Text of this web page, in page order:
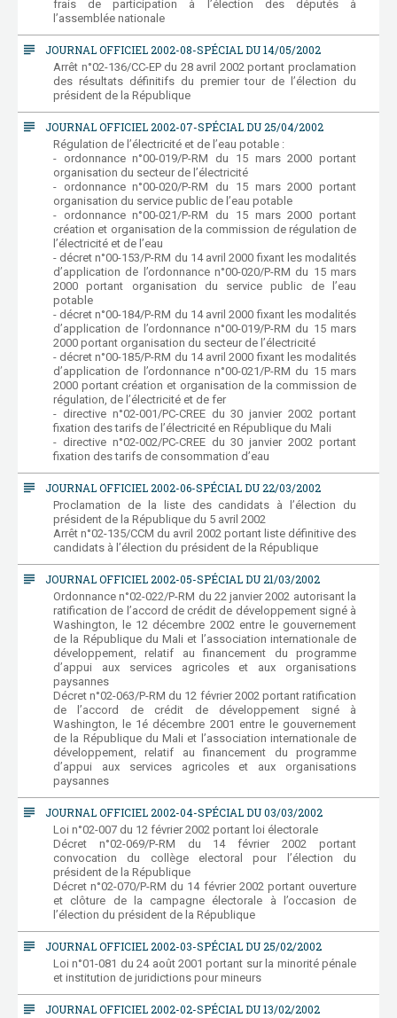
frais de participation à l’élection des députés à
l’assemblée nationale
subject JOURNAL OFFICIEL 2002-08-SPÉCIAL DU 14/05/2002
Arrêt n°02-136/CC-EP du 28 avril 2002 portant proclamation
des résultats définitifs du premier tour de l’élection du
président de la République
subject JOURNAL OFFICIEL 2002-07-SPÉCIAL DU 25/04/2002
Régulation de l’électricité et de l’eau potable :
- ordonnance n°00-019/P-RM du 15 mars 2000 portant
organisation du secteur de l’électricité
- ordonnance n°00-020/P-RM du 15 mars 2000 portant
organisation du service public de l’eau potable
- ordonnance n°00-021/P-RM du 15 mars 2000 portant
création et organisation de la commission de régulation de
l’électricité et de l’eau
- décret n°00-153/P-RM du 14 avril 2000 fixant les modalités
d’application de l’ordonnance n°00-020/P-RM du 15 mars
2000 portant organisation du service public de l’eau
potable
- décret n°00-184/P-RM du 14 avril 2000 fixant les modalités
d’application de l’ordonnance n°00-019/P-RM du 15 mars
2000 portant organisation du secteur de l’électricité
- décret n°00-185/P-RM du 14 avril 2000 fixant les modalités
d’application de l’ordonnance n°00-021/P-RM du 15 mars
2000 portant création et organisation de la commission de
régulation, de l’électricité et de fer
- directive n°02-001/PC-CREE du 30 janvier 2002 portant
fixation des tarifs de l’électricité en République du Mali
- directive n°02-002/PC-CREE du 30 janvier 2002 portant
fixation des tarifs de consommation d’eau
subject JOURNAL OFFICIEL 2002-06-SPÉCIAL DU 22/03/2002
Proclamation de la liste des candidats à l’élection du
président de la République du 5 avril 2002
Arrêt n°02-135/CCM du avril 2002 portant liste définitive des
candidats à l’élection du président de la République
subject JOURNAL OFFICIEL 2002-05-SPÉCIAL DU 21/03/2002
Ordonnance n°02-022/P-RM du 22 janvier 2002 autorisant la
ratification de l’accord de crédit de développement signé à
Washington, le 12 décembre 2002 entre le gouvernement
de la République du Mali et l’association internationale de
développement, relatif au financement du programme
d’appui aux services agricoles et aux organisations
paysannes
Décret n°02-063/P-RM du 12 février 2002 portant ratification
de l’accord de crédit de développement signé à
Washington, le 1é décembre 2001 entre le gouvernement
de la République du Mali et l’association internationale de
développement, relatif au financement du programme
d’appui aux services agricoles et aux organisations
paysannes
subject JOURNAL OFFICIEL 2002-04-SPÉCIAL DU 03/03/2002
Loi n°02-007 du 12 février 2002 portant loi électorale
Décret n°02-069/P-RM du 14 février 2002 portant
convocation du collège electoral pour l’élection du
président de la République
Décret n°02-070/P-RM du 14 février 2002 portant ouverture
et clôture de la campagne électorale à l’occasion de
l’élection du président de la République
subject JOURNAL OFFICIEL 2002-03-SPÉCIAL DU 25/02/2002
Loi n°01-081 du 24 août 2001 portant sur la minorité pénale
et institution de juridictions pour mineurs
subject JOURNAL OFFICIEL 2002-02-SPÉCIAL DU 13/02/2002